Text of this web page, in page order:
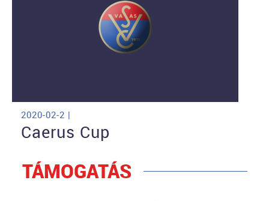
2020-02-2 |
Caerus Cup
TÁMOGATÁS